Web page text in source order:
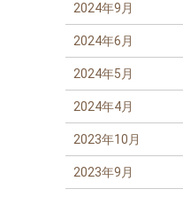
2024年9月
2024年6月
2024年5月
2024年4月
2023年10月
2023年9月